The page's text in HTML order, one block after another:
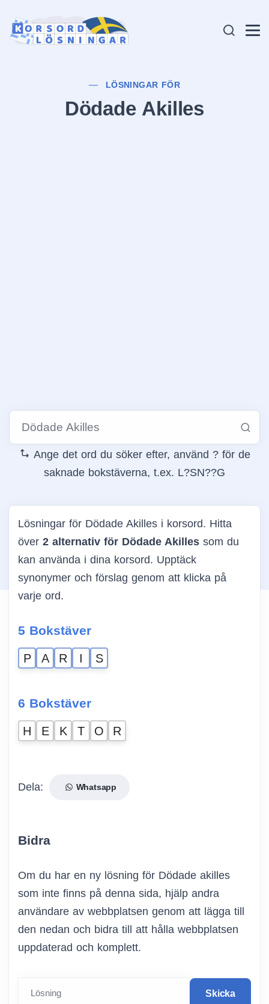
LÖSNINGAR FÖR
Dödade Akilles
Ange det ord du söker efter, använd ? för de
saknade bokstäverna, t.ex. L?SN??G
Lösningar för Dödade Akilles i korsord. Hitta
över 2 alternativ för Dödade Akilles som du
kan använda i dina korsord. Upptäck
synonymer och förslag genom att klicka på
varje ord.
5 Bokstäver
P A R I S
6 Bokstäver
H E K T O R
Dela: Whatsapp
Bidra
Om du har en ny lösning för Dödade akilles
som inte finns på denna sida, hjälp andra
användare av webbplatsen genom att lägga till
den nedan och bidra till att hålla webbplatsen
uppdaterad och komplett.
Lösning Skicka